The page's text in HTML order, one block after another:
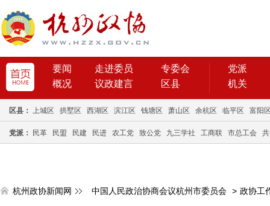
要闻 走进委员
专委会
概况
议政建言 区县
党派
机关
区县： 上城区 拱墅区 西湖区 滨江区 钱塘区 萧山区 余杭区 临平区 富阳
党派： 民革 民盟 民建 民进 农工党 致公党 九三学社 工商联 市总工会
杭州政协新闻网 中国人民政治协商会议杭州市委员会 > 政协工